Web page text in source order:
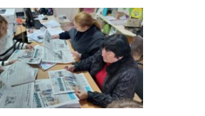
Мобільні клініки надали
медичну допомогу 4 810
жителям Донеччини
ВПО можуть не платити
за частину комунальних
послуг: про що йдеться